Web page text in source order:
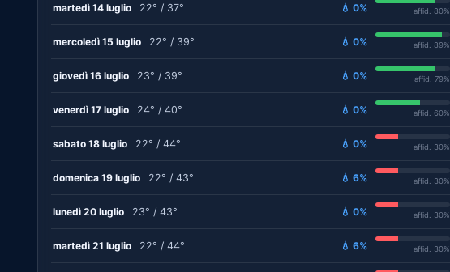
martedì 14 luglio 22° / 37° 💧 0% affid. 80%
mercoledì 15 luglio 22° / 39° 💧 0% affid. 89%
giovedì 16 luglio 23° / 39° 💧 0% affid. 79%
venerdì 17 luglio 24° / 40° 💧 0% affid. 60%
sabato 18 luglio 22° / 44° 💧 0% affid. 30%
domenica 19 luglio 22° / 43° 💧 6% affid. 30%
lunedì 20 luglio 23° / 43° 💧 0% affid. 30%
martedì 21 luglio 22° / 44° 💧 6% affid. 30%